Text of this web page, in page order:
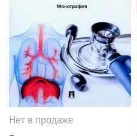
Нет в продаже